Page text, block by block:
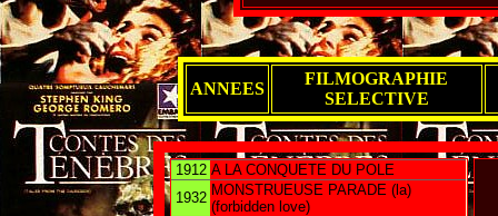
ANNEES
FILMOGRAPHIE
SELECTIVE
1912 A LA CONQUETE DU POLE
1932 MONSTRUEUSE PARADE (la)
(forbidden love)